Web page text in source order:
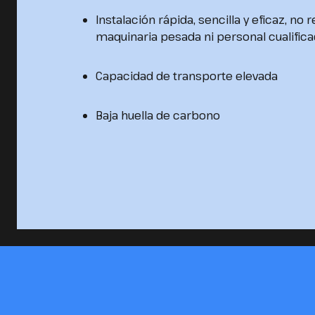
Instalación rápida, sencilla y eficaz, no
maquinaria pesada ni personal
Capacidad de transporte elevada
Baja huella de carbono